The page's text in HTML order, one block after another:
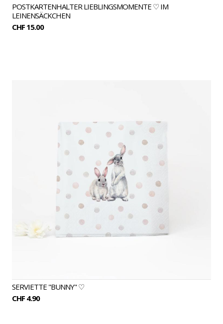
POSTKARTENHALTER LIEBLINGSMOMENTE ♡ IM
LEINENSÄCKCHEN
CHF 15.00
SERVIETTE "BUNNY" ♡
CHF 4.90